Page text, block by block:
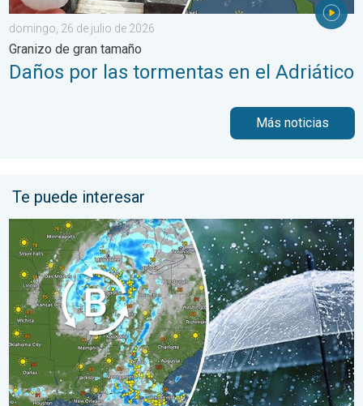
domingo, 26 de julio de 2026
Granizo de gran tamaño
Daños por las tormentas en el Adriático
Más noticias
Te puede interesar
Una baja presión traerá un fin de semana lluvioso. El Este